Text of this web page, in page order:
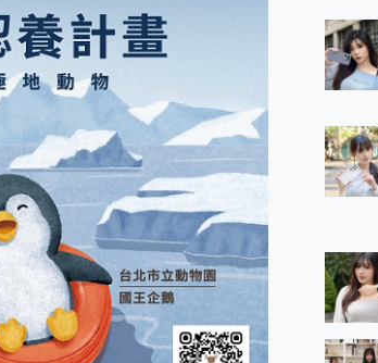
以飛遍全世界
充滿 CUKTECH 酷態科 300W 微型充電站 開箱
Data Recovery Wizard Free 18.0.0 業界最好的
Master 就是這麼簡單
更遠更清晰、2日長續航、頂尖影音娛樂效能~
旗艦手機! 加碼小旗艦 Xiaomi 14 開箱 評測
明亮溫潤，並支援雙設備連接~
A1M-026TW 電競掌機
鏡頭、攝影棚級柔光環、拍攝功能最好玩的美
026TW 電競掌機 開箱 評測
O-ONE MAG 最會吸的行動電源 開箱 評測
光學長焦隨手拍，紀錄生活就是這麼簡單
登錄在送飛利浦氣炸鍋
幕的耳機會是智商稅嗎?
雙周卡體驗，專案價最低 NT$0 起